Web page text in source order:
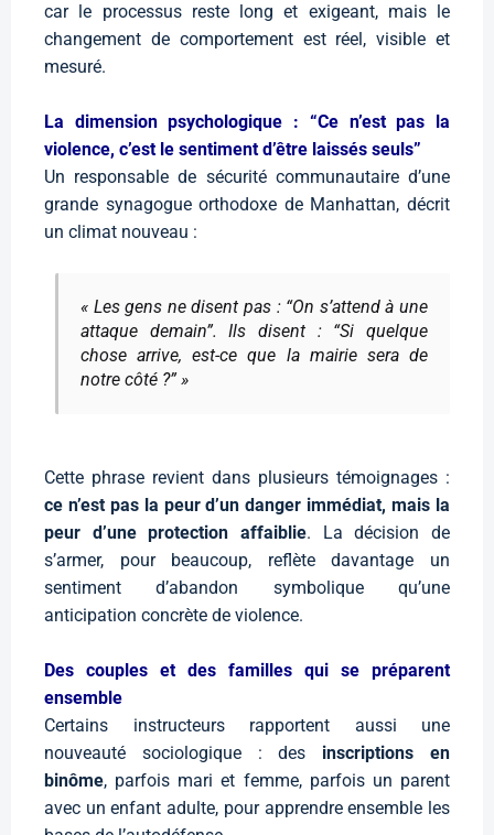
car le processus reste long et exigeant, mais le
changement de comportement est réel, visible et
mesuré.
La dimension psychologique : “Ce n’est pas la
violence, c’est le sentiment d’être laissés seuls”
Un responsable de sécurité communautaire d’une
grande synagogue orthodoxe de Manhattan, décrit
un climat nouveau :
« Les gens ne disent pas : “On s’attend à une
attaque demain”. Ils disent : “Si quelque
chose arrive, est-ce que la mairie sera de
notre côté ?” »
Cette phrase revient dans plusieurs témoignages :
ce n’est pas la peur d’un danger immédiat, mais la
peur d’une protection affaiblie. La décision de
s’armer, pour beaucoup, reflète davantage un
sentiment d’abandon symbolique qu’une
anticipation concrète de violence.
Des couples et des familles qui se préparent
ensemble
Certains instructeurs rapportent aussi une
nouveauté sociologique : des inscriptions en
binôme, parfois mari et femme, parfois un parent
avec un enfant adulte, pour apprendre ensemble les